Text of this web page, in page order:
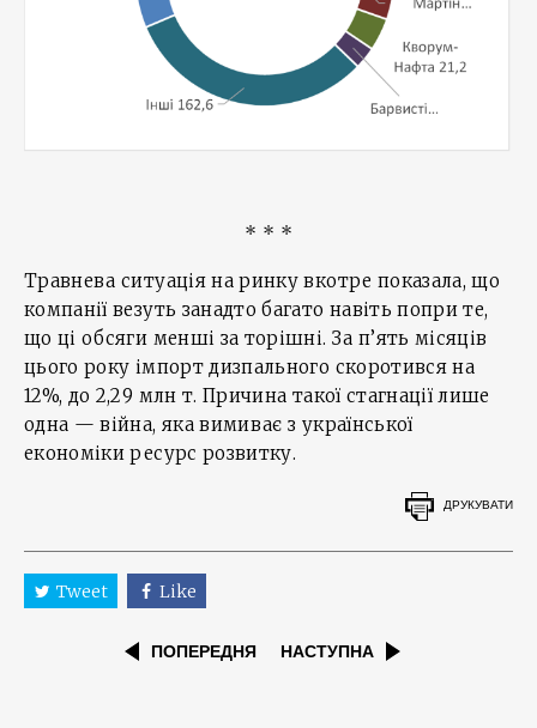
* * *
Травнева ситуація на ринку вкотре показала, що
компанії везуть занадто багато навіть попри те,
що ці обсяги менші за торішні. За п’ять місяців
цього року імпорт дизпального скоротився на
12%, до 2,29 млн т. Причина такої стагнації лише
одна — війна, яка вимиває з української
економіки ресурс розвитку.
ДРУКУВАТИ
Tweet Like
ПОПЕРЕДНЯ НАСТУПНА